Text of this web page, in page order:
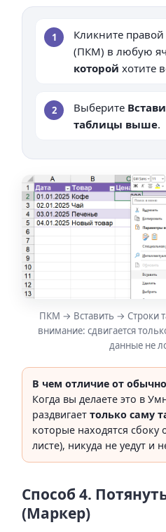
1
Кликните
(ПКМ) в любую
которой хотите
2 Выберите
таблицы выше.
ПКМ → Вставить → Строки
внимание: сдвигается
данные не
В чем отличие от
Когда вы делаете это в
раздвигает только саму
которые находятся
листе), никуда не уедут и
Способ 4.
(Маркер)